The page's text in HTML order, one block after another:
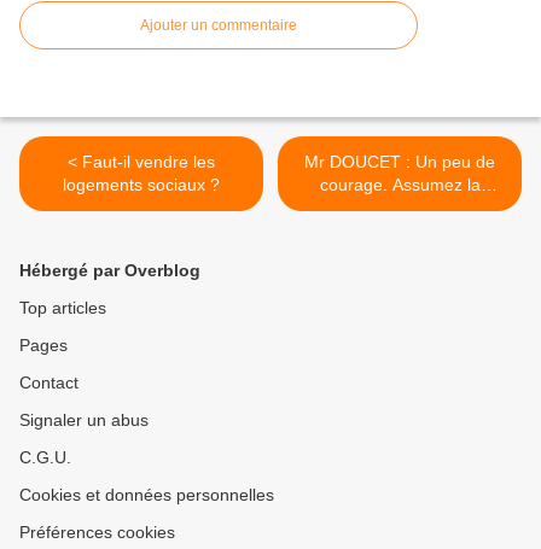
Ajouter un commentaire
< Faut-il vendre les
logements sociaux ?
Mr DOUCET : Un peu de
courage. Assumez la
responsabilité de vos actes
Hébergé par Overblog
Top articles
Pages
Contact
Signaler un abus
C.G.U.
Cookies et données personnelles
Préférences cookies